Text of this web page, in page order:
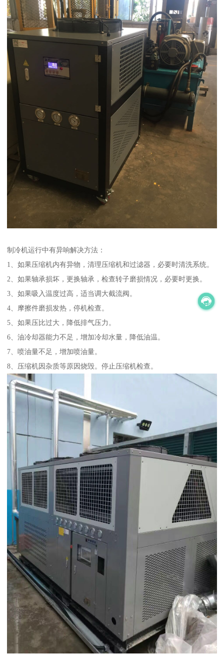
制冷机运行中有异响解决方法：
1、如果压缩机内有异物，清理压缩机和过滤器，必要时清洗系统。
2、如果轴承损坏，更换轴承，检查转子磨损情况，必要时更换。
3、如果吸入温度过高，适当调大截流阀。
4、摩擦件磨损发热，停机检查。
5、如果压比过大，降低排气压力。
6、油冷却器能力不足，增加冷却水量，降低油温。
7、喷油量不足，增加喷油量。
8、压缩机因杂质等原因烧毁。停止压缩机检查。